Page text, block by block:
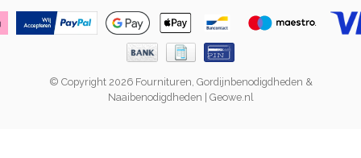
© Copyright 2026 Fournituren, Gordijnbenodigdheden &
Naaibenodigdheden | Geowe.nl